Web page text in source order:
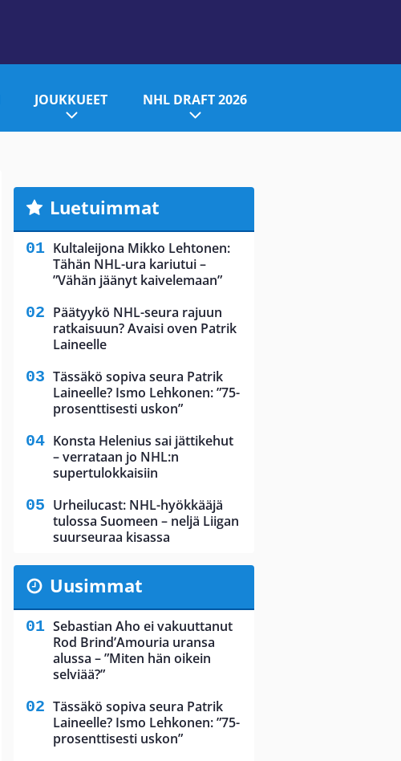
JOUKKUEET NHL DRAFT 2026
Luetuimmat
Kultaleijona Mikko Lehtonen:
Tähän NHL-ura kariutui –
”Vähän jäänyt kaivelemaan”
Päätyykö NHL-seura rajuun
ratkaisuun? Avaisi oven Patrik
Laineelle
Tässäkö sopiva seura Patrik
Laineelle? Ismo Lehkonen: ”75-
prosenttisesti uskon”
Konsta Helenius sai jättikehut
– verrataan jo NHL:n
supertulokkaisiin
Urheilucast: NHL-hyökkääjä
tulossa Suomeen – neljä Liigan
suurseuraa kisassa
Uusimmat
Sebastian Aho ei vakuuttanut
Rod Brind’Amouria uransa
alussa – ”Miten hän oikein
selviää?”
Tässäkö sopiva seura Patrik
Laineelle? Ismo Lehkonen: ”75-
prosenttisesti uskon”